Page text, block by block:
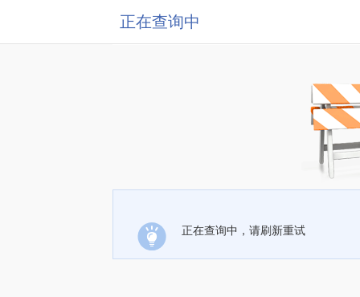
正在查询中
正在查询中，请刷新重试